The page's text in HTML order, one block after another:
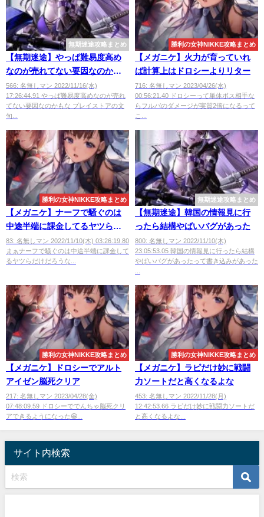
無期迷途攻略まとめ
【無期迷途】やっぱ難易度高め
なのが売れてない要因なのかも
な
566: 名無しマン 2022/11/16(水)
17:26:44.91 やっぱ難易度高めなのが売れ
てない要因なのかもな プレイストアの文
句...
勝利の女神NIKKE攻略まとめ
【メガニケ】火力が育っていれ
ば計算上はドロシーよりリター
716: 名無しマン 2023/04/26(水)
00:56:21.40 ドロシーって単体ボス相手な
らフルバのダメージが実質2倍になるって
こ...
勝利の女神NIKKE攻略まとめ
【メガニケ】ナーフで騒ぐのは
中途半端に課金してるヤツらだ
けだろうな
83: 名無しマン 2022/11/10(木) 03:26:19.80
まぁナーフで騒ぐのは中途半端に課金して
るヤツらだけだろうな...
無期迷途攻略まとめ
【無期迷途】韓国の情報見に行
ったら結構やばいバグがあった
800: 名無しマン 2022/11/10(木)
23:05:53.05 韓国の情報見に行ったら結構
やばいバグがあったって書き込みがあった
勝利の女神NIKKE攻略まとめ
【メガニケ】ドロシーでアルト
アイゼン脳死クリア
217: 名無しマン 2023/04/28(金)
07:48:09.59 ドロシーででんちゃ脳死クリ
アできるようになった😆...
勝利の女神NIKKE攻略まとめ
【メガニケ】ラピだけ妙に戦闘
力ソートだと高くなるよな
453: 名無しマン 2022/11/28(月)
12:42:53.66 ラピだけ妙に戦闘力ソートだ
と高くなるよな...
サイト内検索